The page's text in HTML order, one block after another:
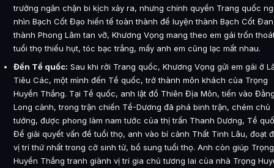
trưởng ngăn chặn bi kịch xảy ra, nhưng chính quyền Trang quốc
nhìn Bạch Cốt Đạo hiến tế toàn thành để luyện thành Bạch Cốt
thành Phong Lâm tan vỡ, Khương Vọng mang theo em gái trốn
tuổi thọ thiếu hụt, tóc bạc trắng, mấy anh em cũng lạc mất nhau.
Đến Tề quốc: Sau khi rời Trang quốc, Khương Vọng gửi em gái ở
Tiêu Các, một mình đến Tề quốc, trở thành môn khách của Trọng
Huyền Thắng. Tại Tề quốc, anh lật đổ Thiên Địa Môn, tiến vào
Long cảnh, trong trận chiến Tề-Dương đã phá binh trận, chém chủ
tướng, được phong làm nam tước của thị trấn Thanh Dương, Tề
Để giải quyết vấn đề tuổi thọ, anh vào bí cảnh Thất Tinh Lâu, đoạt
vị trí thứ nhất trong cờ sinh tử, bổ sung tuổi thọ. Anh còn giúp Trọng
Huyền Thắng tranh giành vị trí gia chủ tương lai của nhà Trọng